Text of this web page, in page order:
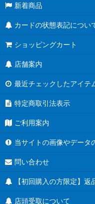
新着商品
カードの状態表記につい
ショッピングカート
店舗案内
最近チェックしたアイテ
特定商取引法表示
ご利用案内
当サイトの画像やデータ
問い合わせ
【初回購入の方限定】
店頭受取について